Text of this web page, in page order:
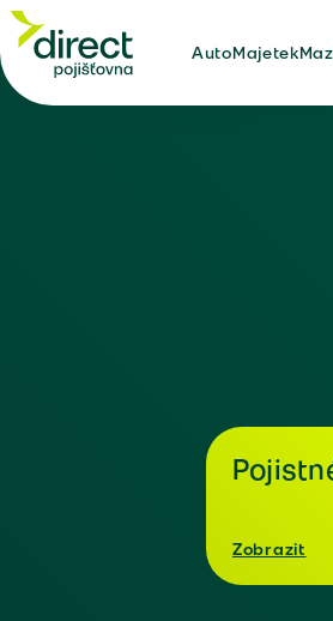
AutoMajetek
Zobrazit